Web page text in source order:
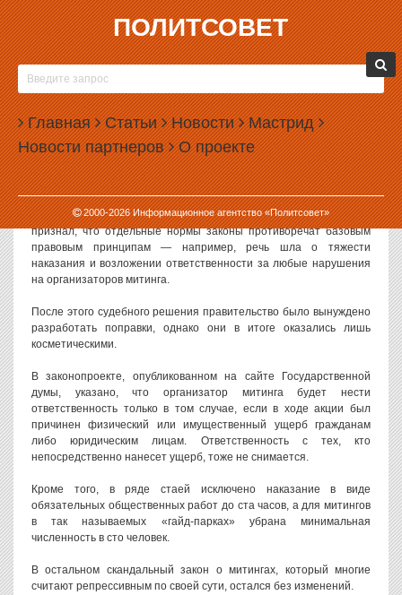
ПОЛИТСОВЕТ
Главная Статьи Новости Мастрид
Новости партнеров О проекте
2000-2026Информационное агентство «Политсовет»
08.08.2013, 09:52
ЗАКОН О МИТИНГАХ СМЯГЧАТ
НЕЗНАЧИТЕЛЬНО
Правительство России подготовило поправки в закон о митингах,
которые смягчают отдельные положения этого документа.
Изменить закон в сторону меньшей репрессивности потребовал
Конституционный суд.
Напомним, что несколько месяцев назад Конституционный суд
признал, что отдельные нормы законы противоречат базовым
правовым принципам — например, речь шла о тяжести
наказания и возложении ответственности за любые нарушения
на организаторов митинга.
После этого судебного решения правительство было вынуждено
разработать поправки, однако они в итоге оказались лишь
косметическими.
В законопроекте, опубликованном на сайте Государственной
думы, указано, что организатор митинга будет нести
ответственность только в том случае, если в ходе акции был
причинен физический или имущественный ущерб гражданам
либо юридическим лицам. Ответственность с тех, кто
непосредственно нанесет ущерб, тоже не снимается.
Кроме того, в ряде стаей исключено наказание в виде
обязательных общественных работ до ста часов, а для митингов
в так называемых «гайд-парках» убрана минимальная
численность в сто человек.
В остальном скандальный закон о митингах, который многие
считают репрессивным по своей сути, остался без изменений.